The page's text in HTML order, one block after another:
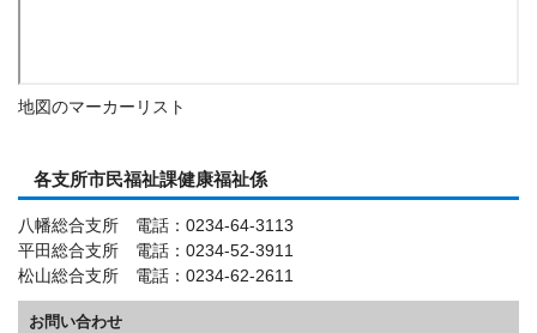
地図のマーカーリスト
各支所市民福祉課健康福祉係
八幡総合支所 電話：0234-64-3113
平田総合支所 電話：0234-52-3911
松山総合支所 電話：0234-62-2611
お問い合わせ